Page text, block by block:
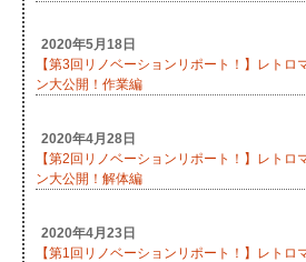
2020年5月18日
【第3回リノベーションリポート！】レトロ
ン大公開！作業編
2020年4月28日
【第2回リノベーションリポート！】レトロ
ン大公開！解体編
2020年4月23日
【第1回リノベーションリポート！】レトロ